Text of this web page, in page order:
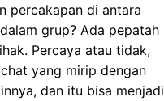
percakapan di antara
grup? Ada pepatah
Percaya atau tidak,
yang mirip dengan
dan itu bisa menjadi